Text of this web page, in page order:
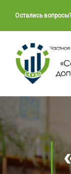
Остались